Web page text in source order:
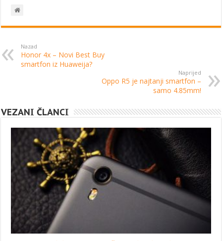
Nazad
Honor 4x – Novi Best Buy
smartfon iz Huaweija?
Naprijed
Oppo R5 je najtanji smartfon –
samo 4.85mm!
VEZANI ČLANCI